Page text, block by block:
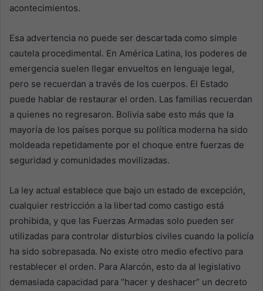
acontecimientos.
Esa advertencia no puede ser descartada como simple
cautela procedimental. En América Latina, los poderes de
emergencia suelen llegar envueltos en lenguaje legal,
pero se recuerdan a través de los cuerpos. El Estado
puede hablar de restaurar el orden. Las familias recuerdan
a quienes no regresaron. Bolivia sabe esto más que la
mayoría de los países porque su política moderna ha sido
moldeada repetidamente por el choque entre fuerzas de
seguridad y comunidades movilizadas.
La ley actual establece que bajo un estado de excepción,
cualquier restricción a la libertad como castigo está
prohibida, y que las Fuerzas Armadas solo pueden ser
utilizadas para controlar disturbios civiles cuando la policía
ha sido sobrepasada. No existe otro medio efectivo para
restablecer el orden. Para Alarcón, esto da al legislativo
demasiada capacidad para “hacer y deshacer” un decreto